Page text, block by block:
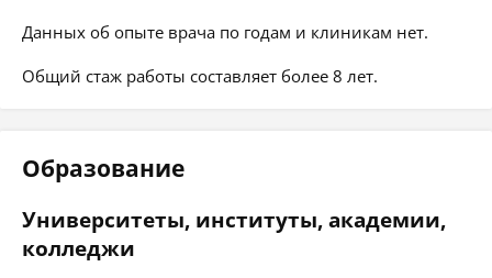
Данных об опыте врача по годам и клиникам нет.
Общий стаж работы составляет более 8 лет.
Образование
Университеты, институты, академии,
колледжи